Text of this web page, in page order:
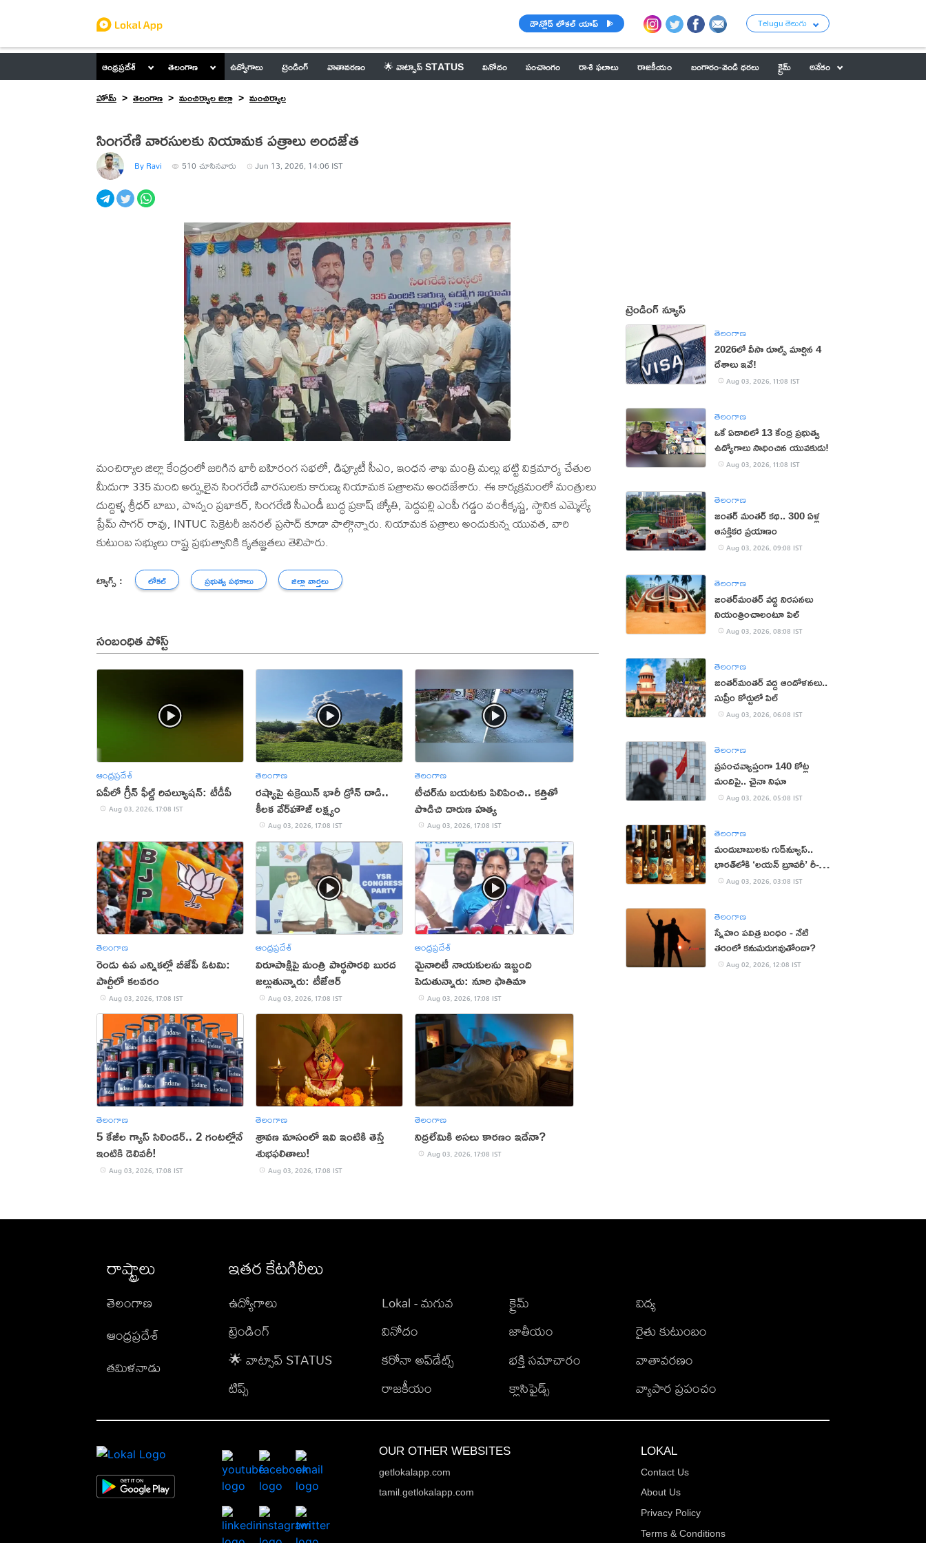
డౌన్లోడ్ లోకల్ యాప్ Telugu తెలుగు
ఆంధ్రప్రదేశ్ తెలంగాణ ఉద్యోగాలు ట్రెండింగ్ వాతావరణం 🌟 వాట్సాప్ STATUS వినోదం పంచాంగం రాశి ఫలాలు రాజకీయం బంగారం-వెండి ధరలు క్రైమ్
అనేకం
హోమ్
తెలంగాణ మంచిర్యాల జిల్లా మంచిర్యాల
సింగరేణి వారసులకు నియామక పత్రాలు అందజేత
By Ravi 510 చూసినవారు Jun 13, 2026, 14:06 IST
మంచిర్యాల జిల్లా కేంద్రంలో జరిగిన భారీ బహిరంగ సభలో, డిప్యూటీ సీఎం, ఇంధన శాఖ మంత్రి మల్లు భట్టి విక్రమార్క చేతుల
మీదుగా 335 మంది అర్హులైన సింగరేణి వారసులకు కారుణ్య నియామక పత్రాలను అందజేశారు. ఈ కార్యక్రమంలో మంత్రులు
దుద్దిళ్ళ శ్రీధర్ బాబు, పొన్నం ప్రభాకర్, సింగరేణి సీఎండీ బుద్ధ ప్రకాష్ జ్యోతి, పెద్దపల్లి ఎంపీ గడ్డం వంశీకృష్ణ, స్థానిక ఎమ్మెల్యే
ప్రేమ్ సాగర్ రావు, INTUC సెక్రెటరీ జనరల్ ప్రసాద్ కూడా పాల్గొన్నారు. నియామక పత్రాలు అందుకున్న యువత, వారి
కుటుంబ సభ్యులు రాష్ట్ర ప్రభుత్వానికి కృతజ్ఞతలు తెలిపారు.
ట్యాగ్స్ : లోకల్ ప్రభుత్వ పథకాలు జిల్లా వార్తలు
సంబంధిత పోస్ట్
ఆంధ్రప్రదేశ్
ఏపీలో గ్రీన్ ఫీల్డ్ రివల్యూషన్: టీడీపీ
Aug 03, 2026, 17:08 IST
తెలంగాణ
రష్యాపై ఉక్రెయిన్ భారీ డ్రోన్ దాడి..
కీలక వేర్‌హౌజ్ లక్ష్యం
Aug 03, 2026, 17:08 IST
తెలంగాణ
టీచర్‌ను బయటకు పిలిపించి.. కత్తితో
పొడిచి దారుణ హత్య
Aug 03, 2026, 17:08 IST
తెలంగాణ
రెండు ఉప ఎన్నికల్లో బీజేపీ ఓటమి:
పార్టీలో కలవరం
Aug 03, 2026, 17:08 IST
ఆంధ్రప్రదేశ్
విరూపాక్షిపై మంత్రి పార్థసారథి బురద
జల్లుతున్నారు: టీజేఆర్
Aug 03, 2026, 17:08 IST
ఆంధ్రప్రదేశ్
మైనారిటీ నాయకులను ఇబ్బంది
పెడుతున్నారు: నూరి ఫాతిమా
Aug 03, 2026, 17:08 IST
తెలంగాణ
5 కేజీల గ్యాస్ సిలిండర్.. 2 గంటల్లోనే
ఇంటికి డెలివరీ!
Aug 03, 2026, 17:08 IST
తెలంగాణ
శ్రావణ మాసంలో ఇవి ఇంటికి తెస్తే
శుభఫలితాలు!
Aug 03, 2026, 17:08 IST
తెలంగాణ
నిద్రలేమికి అసలు కారణం ఇదేనా?
Aug 03, 2026, 17:08 IST
ట్రెండింగ్ న్యూస్
తెలంగాణ
2026లో వీసా రూల్స్ మార్చిన 4
దేశాలు ఇవే!
Aug 03, 2026, 11:08 IST
తెలంగాణ
ఒకే ఏడాదిలో 13 కేంద్ర ప్రభుత్వ
ఉద్యోగాలు సాధించిన యువకుడు!
Aug 03, 2026, 11:08 IST
తెలంగాణ
జంతర్‌ మంతర్‌ కథ.. 300 ఏళ్ల
ఆసక్తికర ప్రయాణం
Aug 03, 2026, 09:08 IST
తెలంగాణ
జంతర్‌మంతర్‌ వద్ద నిరసనలు
నియంత్రించాలంటూ పిల్
Aug 03, 2026, 08:08 IST
తెలంగాణ
జంతర్‌మంతర్‌ వద్ద ఆందోళనలు..
సుప్రీం కోర్టులో పిల్
Aug 03, 2026, 06:08 IST
తెలంగాణ
ప్రపంచవ్యాప్తంగా 140 కోట్ల
మందిపై.. చైనా నిఘా
Aug 03, 2026, 05:08 IST
తెలంగాణ
మందుబాబులకు గుడ్‌న్యూస్..
భారత్‌లోకి ‘లయన్ బ్రూవరీ’ రీ-
ఎంట్రీAug 03, 2026, 03:08 IST
తెలంగాణ
స్నేహం పవిత్ర బంధం - నేటి
తరంలో కనుమరుగవుతోందా?
Aug 02, 2026, 12:08 IST
రాష్ట్రాలు
తెలంగాణ
ఆంధ్రప్రదేశ్
తమిళనాడు
ఇతర కేటగిరీలు
ఉద్యోగాలు
ట్రెండింగ్
🌟 వాట్సాప్ STATUS
టిప్స్
Lokal - మగువ
వినోదం
కరోనా అప్‌డేట్స్
రాజకీయం
క్రైమ్
జాతీయం
భక్తి సమాచారం
క్లాసిఫైడ్స్
విద్య
రైతు కుటుంబం
వాతావరణం
వ్యాపార ప్రపంచం
OUR OTHER WEBSITES
getlokalapp.com
tamil.getlokalapp.com
LOKAL
Contact Us
About Us
Privacy Policy
Terms & Conditions